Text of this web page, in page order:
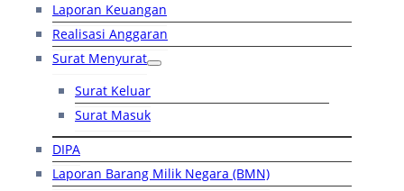
Laporan Keuangan
Realisasi Anggaran
Surat Menyurat
Surat Keluar
Surat Masuk
DIPA
Laporan Barang Milik Negara (BMN)